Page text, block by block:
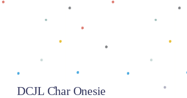
Baca selengkapnya
DCJL Char Onesie